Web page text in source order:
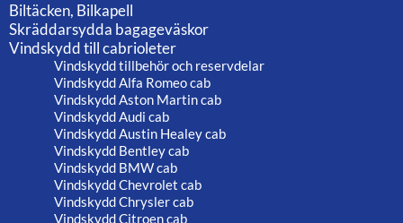
Biltäcken, Bilkapell
Skräddarsydda bagageväskor
Vindskydd till cabrioleter
Vindskydd tillbehör och reservdelar
Vindskydd Alfa Romeo cab
Vindskydd Aston Martin cab
Vindskydd Audi cab
Vindskydd Austin Healey cab
Vindskydd Bentley cab
Vindskydd BMW cab
Vindskydd Chevrolet cab
Vindskydd Chrysler cab
Vindskydd Citroen cab